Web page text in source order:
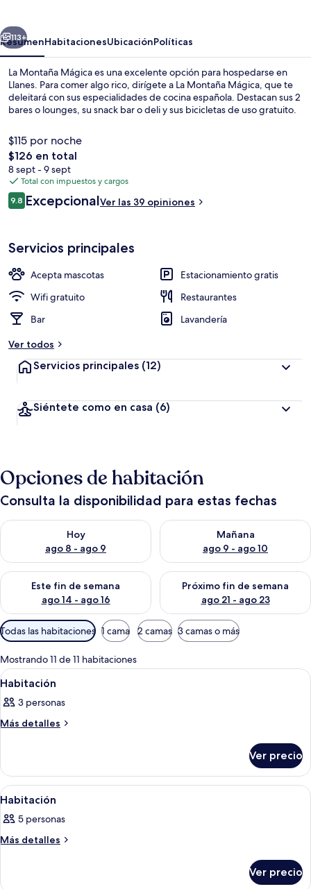
Siguiente
113+
ResumenHabitacionesUbicaciónPolíticas
La Montaña Mágica es una excelente opción para hospedarse en
Llanes. Para comer algo rico, dirígete a La Montaña Mágica, que te
deleitará con sus especialidades de cocina española. Destacan sus 2
bares o lounges, su snack bar o deli y sus bicicletas de uso gratuito.
$115 por noche
El
precio
total
es
de
$126 en total
8 sept - 9 sept
Total con impuestos y cargos
Opiniones
9.89.8 de 10,
ExcepcionalVer las 39 opiniones
Servicios principales
Acepta mascotas
Estacionamiento gratis
Wifi gratuito
Restaurantes
Bar
Lavandería
Ver todos
Servicios principales (12)
Siéntete como en casa (6)
Opciones de habitación
Consulta la disponibilidad para estas fechas
Hoy
ago 8 - ago 9
Consulta la disponibilidad para hoy ago 8 - ago 9
Mañana
ago 9 - ago 10
Consulta la disponibilidad
Este fin de semana
ago 14 - ago 16
Consulta la disponibilidad para este fin de semana ago 14 -
Próximo fin de semana
ago 21 - ago 23
Consulta la disponibilidad
Filtros
disponibles
para
las
habitaciones
Todas las habitaciones 1 cama 2 camas 3 camas o más
Mostrando 11 de 11 habitaciones
Abrir
todas
las
fotos
Un dormitorio con cama, cabecera
9
Habitación
3 personas
Más detalles
Más
Ver precio
Abrir
todas
las
fotos
Un dormitorio con cama, cabecera
7
Habitación
5 personas
Más detalles
Más
Ver precio